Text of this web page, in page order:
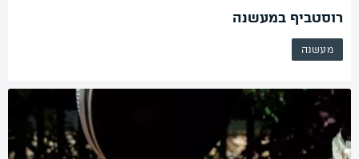
רוסטביף במעשנה
מעשנה